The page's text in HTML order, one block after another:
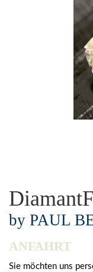
by PAUL
ANFAHRT
Sie möchten uns